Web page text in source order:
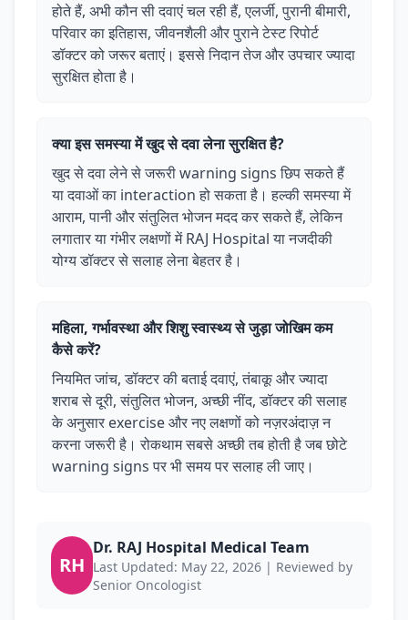
होते हैं, अभी कौन सी दवाएं चल रही हैं, एलर्जी, पुरानी बीमारी,
परिवार का इतिहास, जीवनशैली और पुराने टेस्ट रिपोर्ट
डॉक्टर को जरूर बताएं। इससे निदान तेज और उपचार ज्यादा
सुरक्षित होता है।
क्या इस समस्या में खुद से दवा लेना सुरक्षित है?
खुद से दवा लेने से जरूरी warning signs छिप सकते हैं
या दवाओं का interaction हो सकता है। हल्की समस्या में
आराम, पानी और संतुलित भोजन मदद कर सकते हैं, लेकिन
लगातार या गंभीर लक्षणों में RAJ Hospital या नजदीकी
योग्य डॉक्टर से सलाह लेना बेहतर है।
महिला, गर्भावस्था और शिशु स्वास्थ्य से जुड़ा जोखिम कम
कैसे करें?
नियमित जांच, डॉक्टर की बताई दवाएं, तंबाकू और ज्यादा
शराब से दूरी, संतुलित भोजन, अच्छी नींद, डॉक्टर की सलाह
के अनुसार exercise और नए लक्षणों को नज़रअंदाज़ न
करना जरूरी है। रोकथाम सबसे अच्छी तब होती है जब छोटे
warning signs पर भी समय पर सलाह ली जाए।
RH
Dr. RAJ Hospital Medical Team
Last Updated: May 22, 2026 | Reviewed by
Senior Oncologist